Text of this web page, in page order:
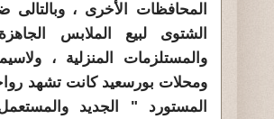
المحافظات الأخرى ،
الشتوى لبيع الملابس
والمستلزمات المنزلية ،
ومحلات بورسعيدكانت تشهد
المستورد " الجديد